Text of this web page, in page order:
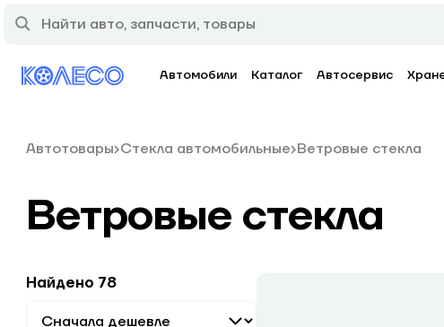
Автомобили Каталог Автосервис
Автотовары Стекла автомобильные Ветровые стекла
Ветровые стекла
Найдено 78